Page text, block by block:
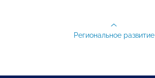
Региональное развитие